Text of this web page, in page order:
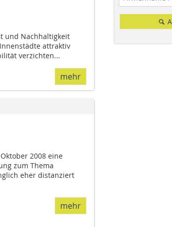
und Nachhal­­tigkeit
attraktiv
verzichten...
mehr
2008 eine
zum Thema
eher distanziert
mehr